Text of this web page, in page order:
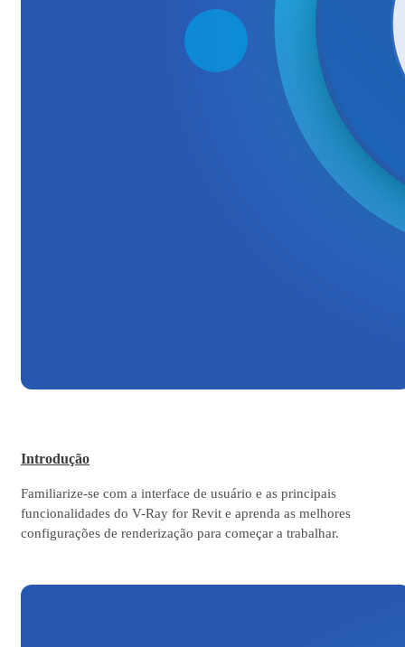
Introdução
Familiarize-se com a interface de usuário e as principais
funcionalidades do V-Ray for Revit e aprenda as melhores
configurações de renderização para começar a trabalhar.